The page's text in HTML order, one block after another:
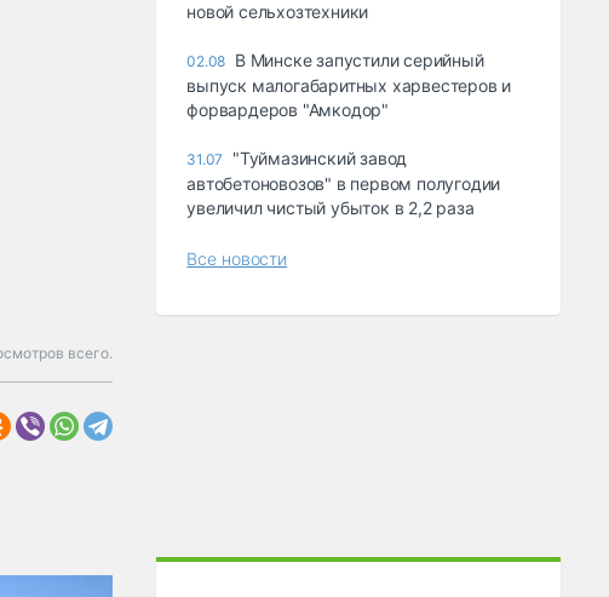
всего.
новой сельхозтехники
02.08 В Минске запустили серийный
выпуск малогабаритных харвестеров и
форвардеров "Амкодор"
31.07
"Туймазинский завод
автобетоновозов" в первом полугодии
увеличил чистый убыток в 2,2 раза
Все новости